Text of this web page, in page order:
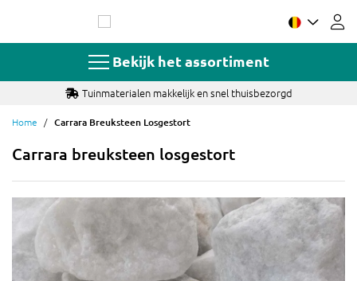
de
Bekijk het assortiment
Tuinmaterialen makkelijk en snel thuisbezorgd
Home Carrara Breuksteen Losgestort
Carrara breuksteen losgestort